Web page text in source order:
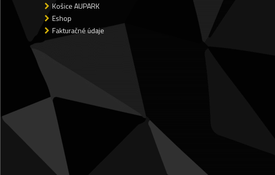
Košice AUPARK
Eshop
Fakturačné údaje